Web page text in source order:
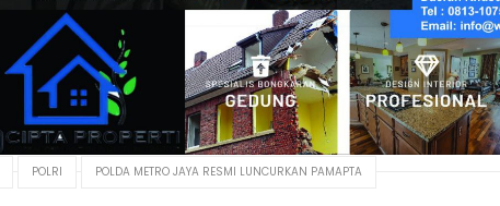
POLRI POLDA METRO JAYA RESMI LUNCURKAN PAMAPTA